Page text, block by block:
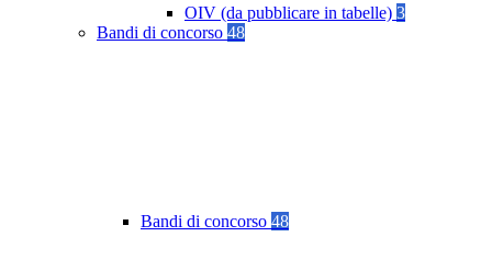
OIV (da pubblicare in tabelle) 3
Bandi di concorso 48
Bandi di concorso 48